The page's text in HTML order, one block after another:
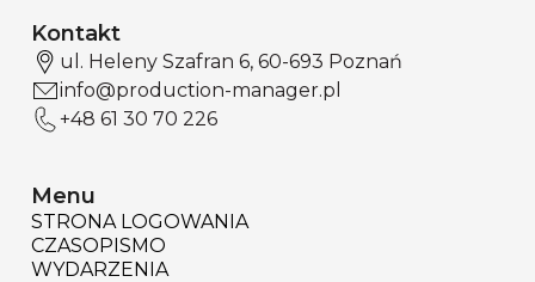
Kontakt
ul. Heleny Szafran 6, 60-693 Poznań
info@production-manager.pl
+48 61 30 70 226
Menu
STRONA LOGOWANIA
CZASOPISMO
WYDARZENIA